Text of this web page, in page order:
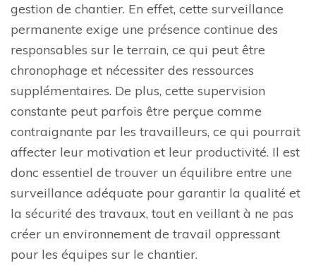
gestion de chantier. En effet, cette surveillance
permanente exige une présence continue des
responsables sur le terrain, ce qui peut être
chronophage et nécessiter des ressources
supplémentaires. De plus, cette supervision
constante peut parfois être perçue comme
contraignante par les travailleurs, ce qui pourrait
affecter leur motivation et leur productivité. Il est
donc essentiel de trouver un équilibre entre une
surveillance adéquate pour garantir la qualité et
la sécurité des travaux, tout en veillant à ne pas
créer un environnement de travail oppressant
pour les équipes sur le chantier.